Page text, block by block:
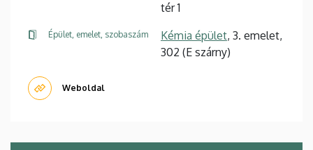
tér 1
Épület, emelet, szobaszám Kémia épület, 3. emelet,
302 (E szárny)
Weboldal